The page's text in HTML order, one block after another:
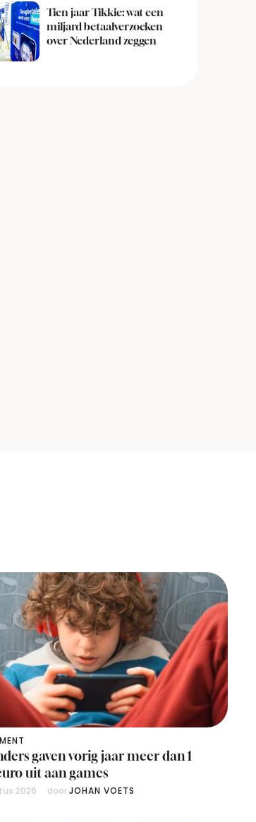
Tien jaar Tikkie: wat een
miljard betaalverzoeken
over Nederland zeggen
gaven vorig jaar meer dan 1
uit aan games
2026 door JOHAN VOETS